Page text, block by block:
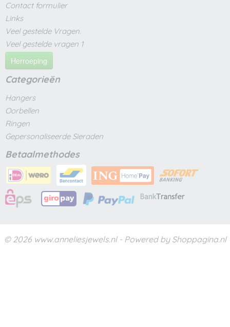
Contact formulier
Links
Veel gestelde Vragen.
Veel gestelde vragen 1
Herroeping
Categorieën
Hangers
Oorbellen
Ringen
Gepersonaliseerde Sieraden
Betaalmethodes
© 2026 www.anneliesjewels.nl - Powered by Shoppagina.nl